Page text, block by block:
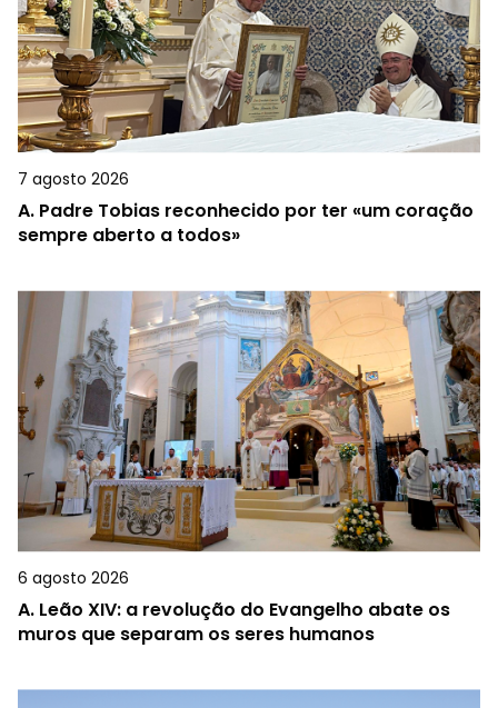
7 agosto 2026
A. Padre Tobias reconhecido por ter «um coração
sempre aberto a todos»
6 agosto 2026
A. Leão XIV: a revolução do Evangelho abate os
muros que separam os seres humanos